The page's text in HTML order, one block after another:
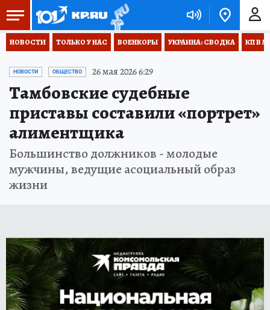
НОВОСТИ ТОЛЬКО У НАС ВОЕНКОРЫ УКРАИНА: СВОДКА КП В
НОВОСТИ ОБЩЕСТВО 26 мая 2026 6:29
Тамбовские судебные
приставы составили «портрет»
алиментщика
Большинство должников - молодые
мужчины, ведущие асоциальный образ
жизни